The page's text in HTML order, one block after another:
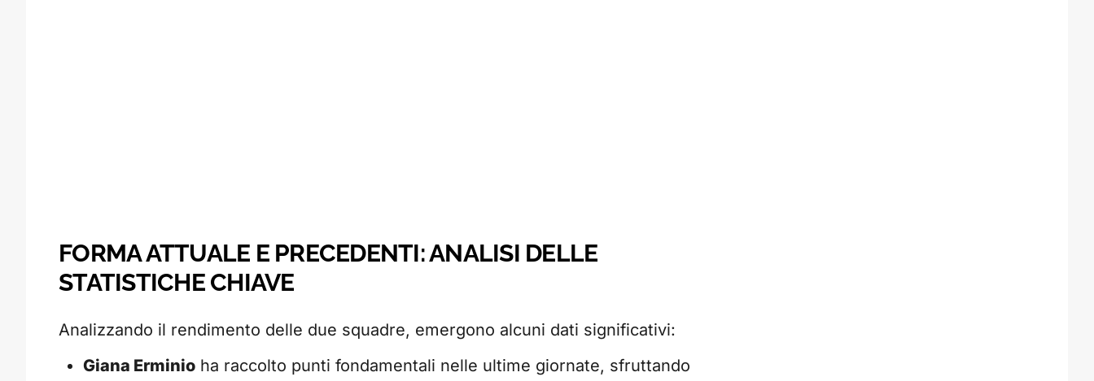
FORMA ATTUALE E PRECEDENTI: ANALISI DELLE
STATISTICHE CHIAVE
Analizzando il rendimento delle due squadre, emergono alcuni dati significativi:
Giana Erminio ha raccolto punti fondamentali nelle ultime giornate, sfruttando